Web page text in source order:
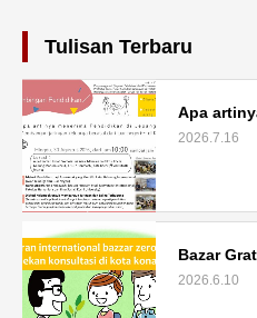
Tulisan Terbaru
Apa
2026.7.16
Bazar
2026.6.10